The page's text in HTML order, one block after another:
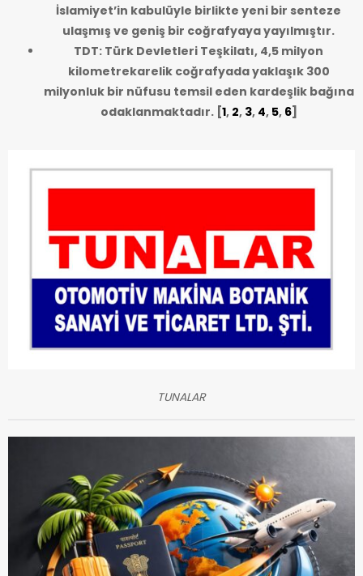
İslamiyet’in kabulüyle birlikte yeni bir senteze
ulaşmış ve geniş bir coğrafyaya yayılmıştır.
TDT: Türk Devletleri Teşkilatı, 4,5 milyon
kilometrekarelik coğrafyada yaklaşık 300
milyonluk bir nüfusu temsil eden kardeşlik bağına
odaklanmaktadır.[1, 2, 3, 4, 5, 6]
TUNALAR